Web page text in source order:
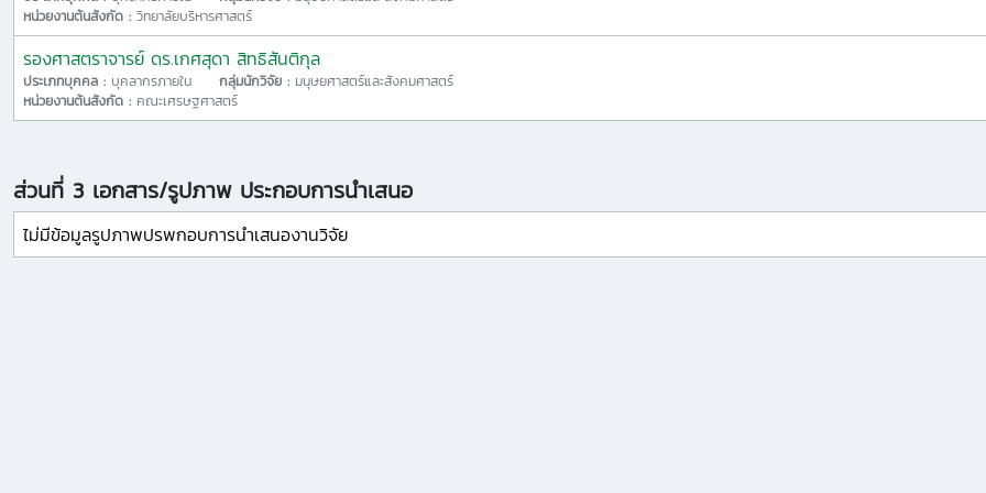
หน่วยงานต้นสังกัด : วิทยาลัยบริหารศาสตร์
รองศาสตราจารย์ ดร.เกศสุดา สิทธิสันติกุล
ประเภทบุคคล : บุคลากรภายใน กลุ่มนักวิจัย : มนุษยศาสตร์และสังคมศาสตร์
หน่วยงานต้นสังกัด : คณะเศรษฐศาสตร์
ส่วนที่ 3 เอกสาร/รูปภาพ ประกอบการนำเสนอ
ไม่มีข้อมูลรูปภาพปรพกอบการนำเสนองานวิจัย